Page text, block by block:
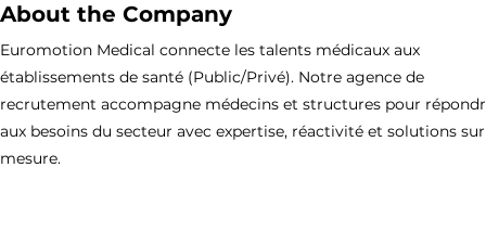
About the Company
Euromotion Medical connecte les talents médicaux aux
établissements de santé (Public/Privé). Notre agence de
recrutement accompagne médecins et structures pour
aux besoins du secteur avec expertise, réactivité et solutions sur
mesure.